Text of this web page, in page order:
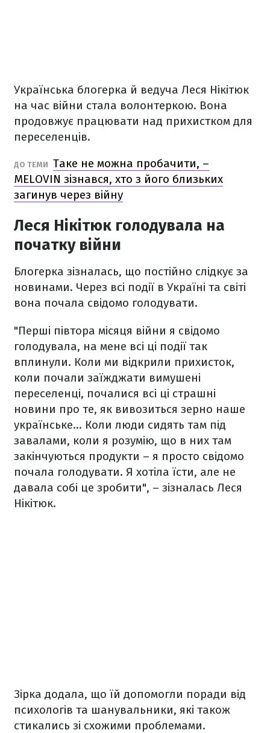
Українська блогерка й ведуча Леся Нікітюк
на час війни стала волонтеркою. Вона
продовжує працювати над прихистком для
переселенців.
ДО ТЕМИ Таке не можна пробачити, –
MELOVIN зізнався, хто з його близьких
загинув через війну
Леся Нікітюк голодувала на
початку війни
Блогерка зізналась, що постійно слідкує за
новинами. Через всі події в Україні та світі
вона почала свідомо голодувати.
"Перші півтора місяця війни я свідомо
голодувала, на мене всі ці події так
вплинули. Коли ми відкрили прихисток,
коли почали заїжджати вимушені
переселенці, почалися всі ці страшні
новини про те, як вивозиться зерно наше
українське… Коли люди сидять там під
завалами, коли я розумію, що в них там
закінчуються продукти – я просто свідомо
почала голодувати. Я хотіла їсти, але не
давала собі це зробити", – зізналась Леся
Нікітюк.
Зірка додала, що їй допомогли поради від
психологів та шанувальники, які також
стикались зі схожими проблемами.